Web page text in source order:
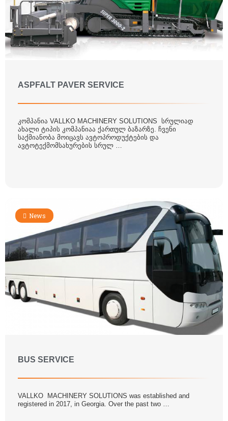
ASPFALT PAVER SERVICE
კომპანია VALLKO MACHINERY SOLUTIONS სრულიად
ახალი ტიპის კომპანიაა ქართულ ბაზარზე. ჩვენი
საქმიანობა მოიცავს ავტოპროდუქტების და
ავტოტექმომსახურების სრულ …
News
BUS SERVICE
VALLKO MACHINERY SOLUTIONS was established and
registered in 2017, in Georgia. Over the past two …